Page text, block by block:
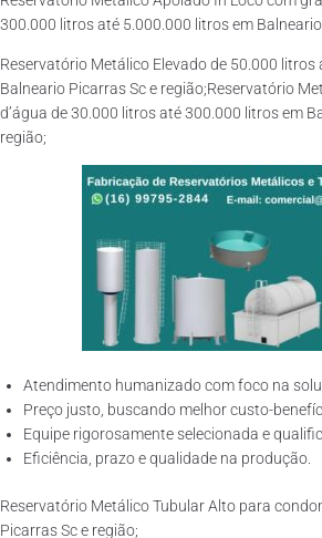
300.000 litros até 5.000.000 litros em
Reservatório Metálico Elevado de 50.000
Balneario Picarras Sc e região;Reservatório
d’água de 30.000 litros até 300.000 litros em
região;
Atendimento humanizado com foco na
Preço justo, buscando melhor custo-
Equipe rigorosamente selecionada e
Eficiência, prazo e qualidade na produção.
Reservatório Metálico Tubular Alto para
Picarras Sc e região;